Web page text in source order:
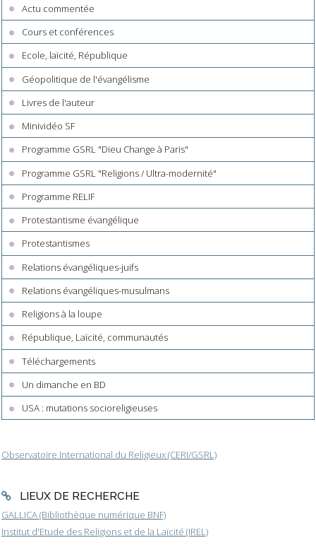
Actu commentée
Cours et conférences
Ecole, laïcité, République
Géopolitique de l'évangélisme
Livres de l'auteur
Minividéo SF
Programme GSRL "Dieu Change à Paris"
Programme GSRL "Religions / Ultra-modernité"
Programme RELIF
Protestantisme évangélique
Protestantismes
Relations évangéliques-juifs
Relations évangéliques-musulmans
Religions à la loupe
République, Laïcité, communautés
Téléchargements
Un dimanche en BD
USA : mutations socioreligieuses
Observatoire International du Religieux (CERI/GSRL)
LIEUX DE RECHERCHE
GALLICA (Bibliothèque numérique BNF)
Institut d'Etude des Religions et de la Laïcité (IREL)